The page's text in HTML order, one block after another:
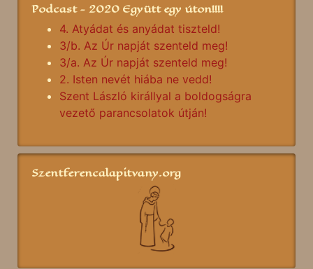
Podcast - 2020 Együtt egy úton!!!!
4. Atyádat és anyádat tiszteld!
3/b. Az Úr napját szenteld meg!
3/a. Az Úr napját szenteld meg!
2. Isten nevét hiába ne vedd!
Szent László királlyal a boldogságra
vezető parancsolatok útján!
Szentferencalapitvany.org